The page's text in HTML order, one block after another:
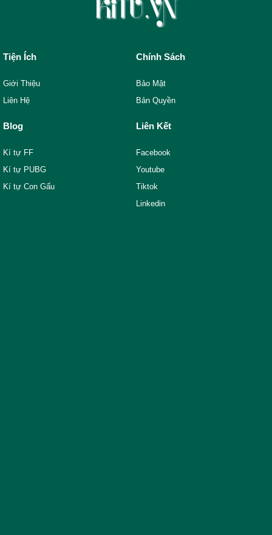
Tiện Ích
Giới Thiệu
Liên Hệ
Chính Sách
Bảo Mật
Bản Quyền
Blog
Kí tự FF
Kí tự PUBG
Kí tự Con Gấu
Liên Kết
Facebook
Youtube
Tiktok
Linkedin